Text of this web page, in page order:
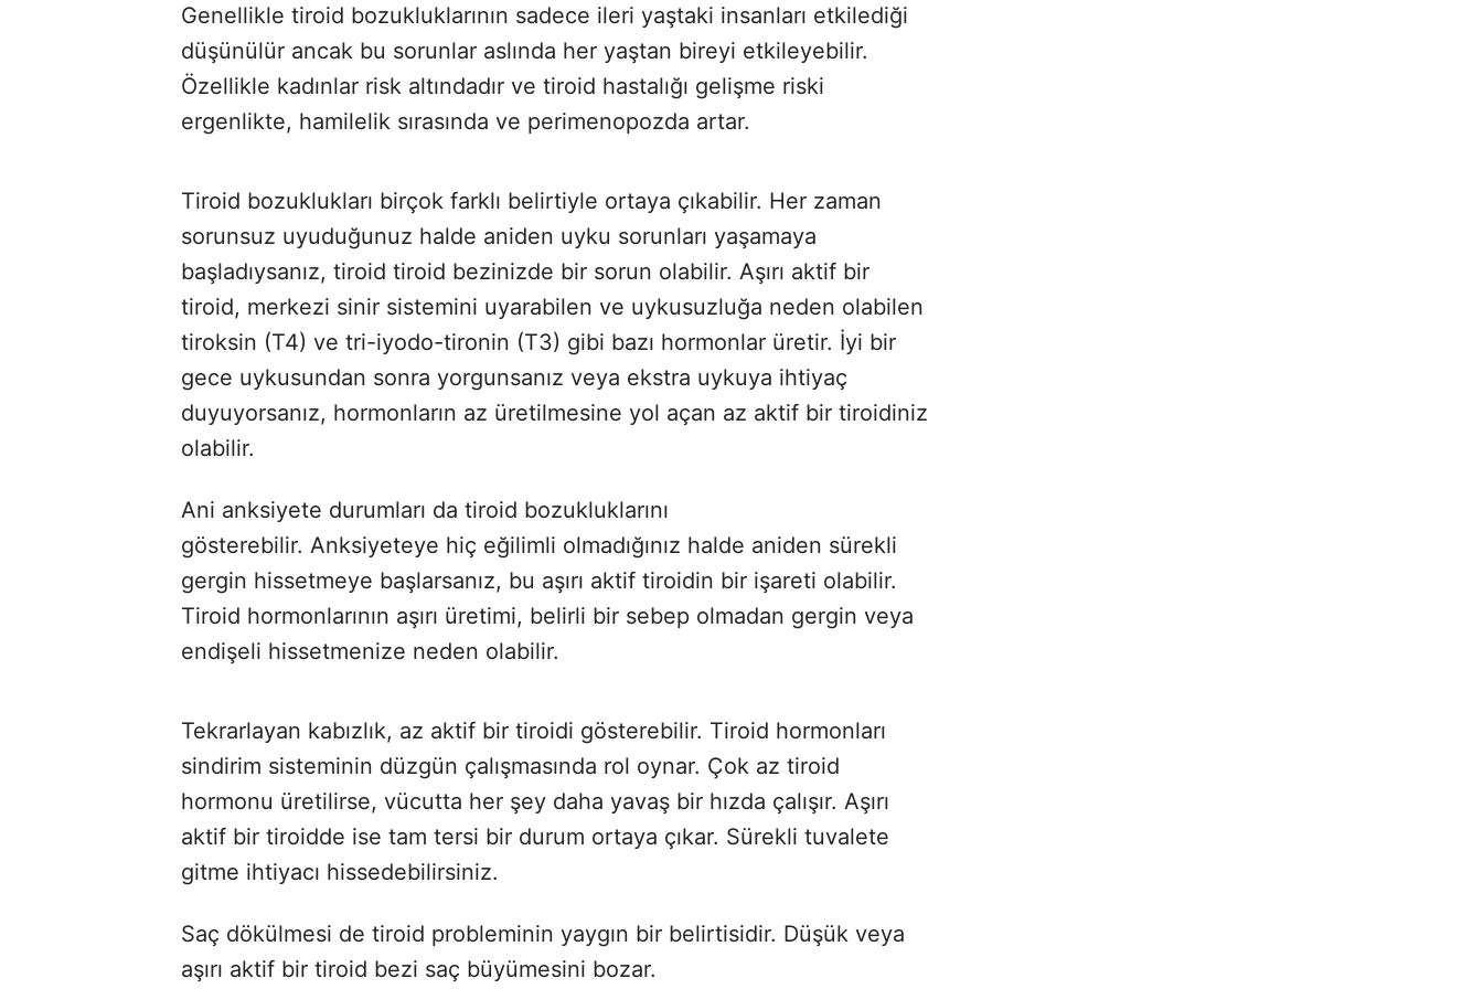
Genellikle tiroid bozukluklarının sadece ileri yaştaki insanları etkilediği
düşünülür ancak bu sorunlar aslında her yaştan bireyi etkileyebilir.
Özellikle kadınlar risk altındadır ve tiroid hastalığı gelişme riski
ergenlikte, hamilelik sırasında ve perimenopozda artar.
Tiroid bozuklukları birçok farklı belirtiyle ortaya çıkabilir. Her zaman
sorunsuz uyuduğunuz halde aniden uyku sorunları yaşamaya
başladıysanız, tiroid tiroid bezinizde bir sorun olabilir. Aşırı aktif bir
tiroid, merkezi sinir sistemini uyarabilen ve uykusuzluğa neden olabilen
tiroksin (T4) ve tri-iyodo-tironin (T3) gibi bazı hormonlar üretir. İyi bir
gece uykusundan sonra yorgunsanız veya ekstra uykuya ihtiyaç
duyuyorsanız, hormonların az üretilmesine yol açan az aktif bir tiroidiniz
olabilir.
Ani anksiyete durumları da tiroid bozukluklarını
gösterebilir. Anksiyeteye hiç eğilimli olmadığınız halde aniden sürekli
gergin hissetmeye başlarsanız, bu aşırı aktif tiroidin bir işareti olabilir.
Tiroid hormonlarının aşırı üretimi, belirli bir sebep olmadan gergin veya
endişeli hissetmenize neden olabilir.
Tekrarlayan kabızlık, az aktif bir tiroidi gösterebilir. Tiroid hormonları
sindirim sisteminin düzgün çalışmasında rol oynar. Çok az tiroid
hormonu üretilirse, vücutta her şey daha yavaş bir hızda çalışır. Aşırı
aktif bir tiroidde ise tam tersi bir durum ortaya çıkar. Sürekli tuvalete
gitme ihtiyacı hissedebilirsiniz.
Saç dökülmesi de tiroid probleminin yaygın bir belirtisidir. Düşük veya
aşırı aktif bir tiroid bezi saç büyümesini bozar.